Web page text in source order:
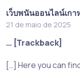
เว็บพนันออนไลน์เกา
21 de maio de 2025
… [Trackback]
[…] Here you can